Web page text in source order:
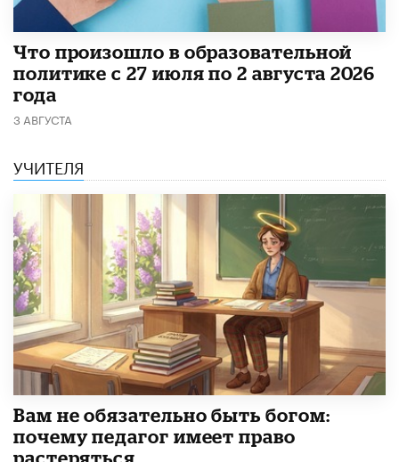
​Что произошло в образовательной
политике с 27 июля по 2 августа 2026
года
3 АВГУСТА
УЧИТЕЛЯ
​Вам не обязательно быть богом:
почему педагог имеет право
растеряться